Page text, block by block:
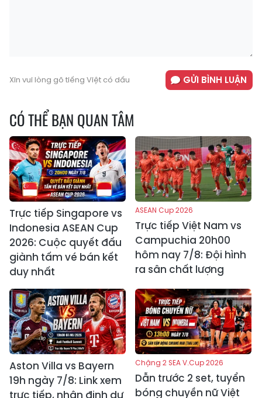
Xin vui lòng gõ tiếng Việt có dấu GỬI BÌNH LUẬN
CÓ THỂ BẠN QUAN TÂM
Trực tiếp Singapore vs
Indonesia ASEAN Cup
2026: Cuộc quyết đấu
giành tấm vé bán kết
duy nhất
ASEAN Cup 2026
Trực tiếp Việt Nam vs
Campuchia 20h00
hôm nay 7/8: Đội hình
ra sân chất lượng
Aston Villa vs Bayern
19h ngày 7/8: Link xem
trực tiếp, nhận định dự
Chặng 2 SEA V.Cup 2026
Dẫn trước 2 set, tuyển
bóng chuyền nữ Việt